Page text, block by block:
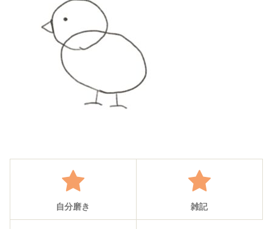
自分磨き 雑記